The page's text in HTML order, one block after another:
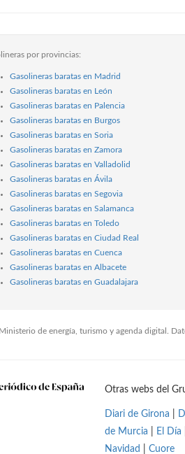
por provincias:
Gasolineras baratas en Madrid
Gasolineras baratas en León
Gasolineras baratas en Palencia
Gasolineras baratas en Burgos
Gasolineras baratas en Soria
Gasolineras baratas en Zamora
Gasolineras baratas en Valladolid
Gasolineras baratas en Ávila
Gasolineras baratas en Segovia
Gasolineras baratas en Salamanca
Gasolineras baratas en Toledo
Gasolineras baratas en Ciudad Real
Gasolineras baratas en Cuenca
Gasolineras baratas en Albacete
Gasolineras baratas en Guadalajara
de energía, turismo y agenda digital.
Otras webs del
Diari de Girona
de Murcia
El Día
Navidad
Cuore